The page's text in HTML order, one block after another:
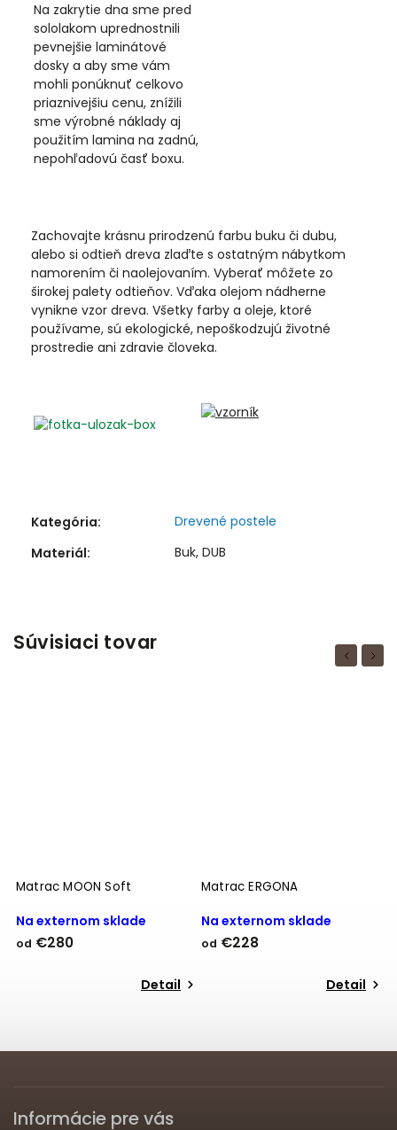
Na zakrytie dna sme pred
sololakom uprednostnili
pevnejšie laminátové
dosky a aby sme vám
mohli ponúknuť celkovo
priaznivejšiu cenu, znížili
sme výrobné náklady aj
použitím lamina na zadnú,
nepohľadovú časť boxu.
Zachovajte krásnu prirodzenú farbu buku či dubu,
alebo si odtieň dreva zlaďte s ostatným nábytkom
namorením či naolejovaním. Vyberať môžete zo
širokej palety odtieňov. Vďaka olejom nádherne
vynikne vzor dreva. Všetky farby a oleje, ktoré
používame, sú ekologické, nepoškodzujú životné
prostredie ani zdravie človeka.
Kategória:
Drevené postele
Materiál: Buk, DUB
Súvisiaci tovar Previous
Matrac MOON Soft
Na externom sklade
od €280
Detail
Matrac ERGONA
Na externom sklade
od €228
Detail
Next
Informácie pre vás